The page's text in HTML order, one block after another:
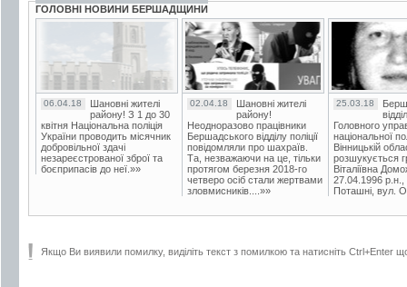
ГОЛОВНІ НОВИНИ БЕРШАДЩИНИ
06.04.18
Шановні жителі
району! З 1 до 30
квітня Національна поліція
України проводить місячник
добровільної здачі
незареєстрованої зброї та
боєприпасів до неї.»»
02.04.18
Шановні жителі
району!
Неодноразово працівники
Бершадського відділу поліції
повідомляли про шахраїв.
Та, незважаючи на це, тільки
протягом березня 2018-го
четверо осіб стали жертвами
зловмисників....»»
25.03.18
Головного
національної
Вінницькій
розшукується
Віталіївна
27.04.1996 р.н.,
Поташні, вул.
Якщо Ви виявили помилку, виділіть текст з помилкою та натисніть Ctrl+Enter